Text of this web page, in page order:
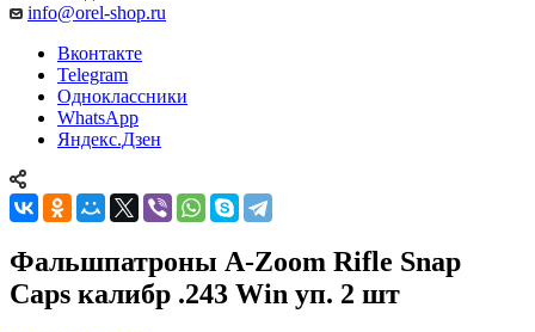
info@orel-shop.ru
Вконтакте
Telegram
Одноклассники
WhatsApp
Яндекс.Дзен
Фальшпатроны A-Zoom Rifle Snap
Caps калибр .243 Win уп. 2 шт